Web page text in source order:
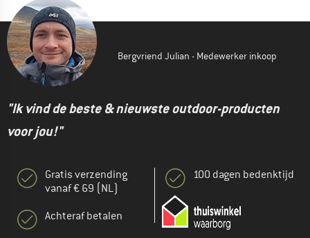
Bergvriend Julian - Medewerker inkoop
"Ik vind de beste & nieuwste outdoor-producten
voor jou!"
Gratis verzending
vanaf € 69 (NL)
Achteraf betalen
100 dagen bedenktijd